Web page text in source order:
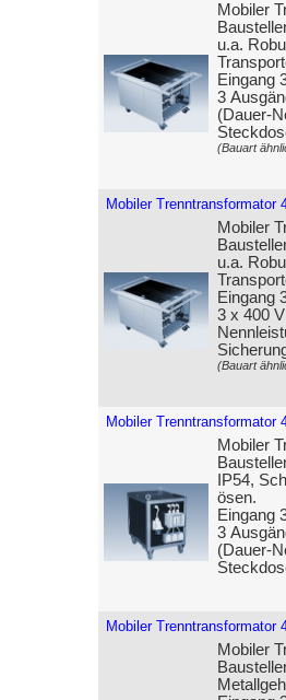
Mobiler
u.a.
Eingang
3
(Dauer-
(Bauart
Mobiler Trenntransformator
Mobiler
u.a.
Eingang
3 x 400
(Bauart
Mobiler
Mobiler
IP54,
ösen.
Eingang
3
(Dauer-
Mobiler
Mobiler